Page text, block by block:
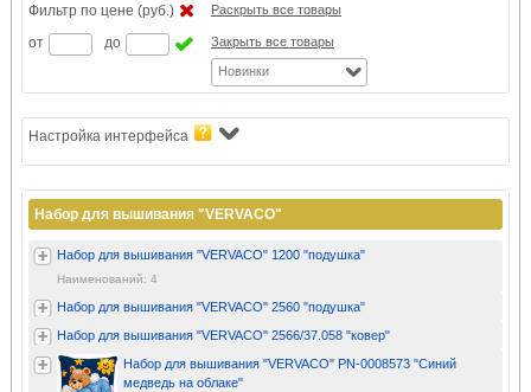
Фильтр по цене (руб.)
от
до
Раскрыть все товары
Закрыть все товары
Новинки
Настройка интерфейса
Набор для вышивания "VERVACO"
Набор для вышивания "VERVACO" 1200 "подушка"
Наименований: 4
Набор для вышивания "VERVACO" 2560 "подушка"
Набор для вышивания "VERVACO" 2566/37.058 "ковер"
Набор для вышивания "VERVACO" PN-0008573 "Синий
медведь на облаке"